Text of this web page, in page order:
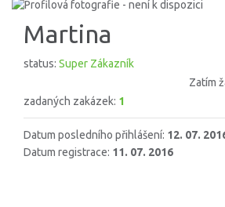
Martina
status: Super Zákazník
Zatím
zadaných zakázek: 1
Datum posledního přihlášení: 12. 07.
Datum registrace: 11. 07. 2016